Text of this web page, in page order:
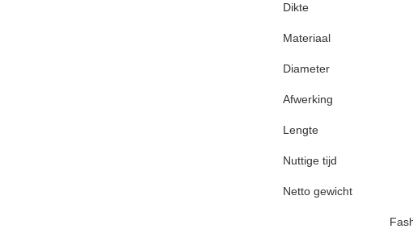
Dikte
Materiaal
Diameter
Afwerking
Lengte
Nuttige tijd
Netto gewicht